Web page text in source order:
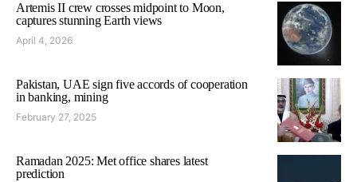
Artemis II crew crosses midpoint to Moon,
captures stunning Earth views
April 4, 2026
Pakistan, UAE sign five accords of cooperation
in banking, mining
February 27, 2025
Ramadan 2025: Met office shares latest
prediction